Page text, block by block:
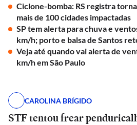
Ciclone-bomba: RS registra
mais de 100 cidades impactadas
SP tem alerta para chuva e
km/h; porto e balsa de Santos
Veja até quando vai alerta de
km/h em São Paulo
CAROLINA BRÍGIDO
STF tentou frear